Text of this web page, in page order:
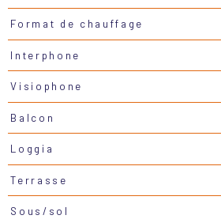
Format de chauffage
Interphone
Visiophone
Balcon
Loggia
Terrasse
Sous/sol